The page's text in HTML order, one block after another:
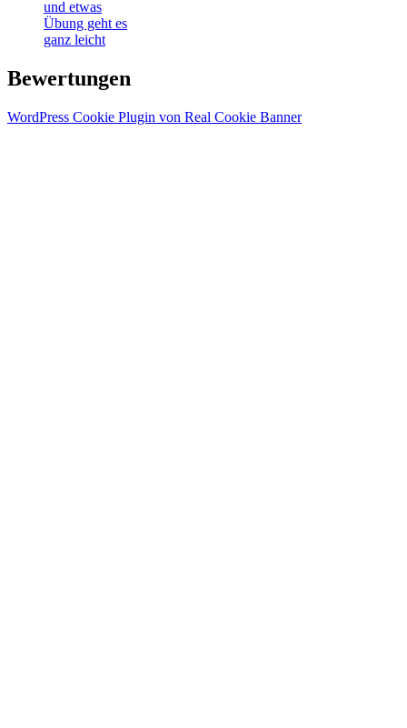
und etwas
Übung geht es
ganz leicht
Bewertungen
WordPress Cookie Plugin von Real Cookie Banner